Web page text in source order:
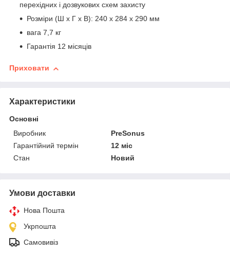
перехідних і дозвукових схем захисту
Розміри (Ш x Г x В): 240 x 284 x 290 мм
вага 7,7 кг
Гарантія 12 місяців
Приховати
Характеристики
Основні
Виробник
PreSonus
Гарантійний термін
12 міс
Стан
Новий
Умови доставки
Нова Пошта
Укрпошта
Самовивіз